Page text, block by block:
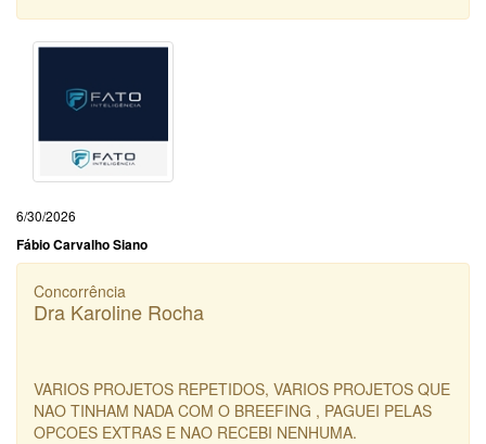
6/30/2026
Fábio Carvalho Siano
Concorrência
Dra Karoline Rocha
VARIOS PROJETOS REPETIDOS, VARIOS PROJETOS QUE
NAO TINHAM NADA COM O BREEFING , PAGUEI PELAS
OPCOES EXTRAS E NAO RECEBI NENHUMA.